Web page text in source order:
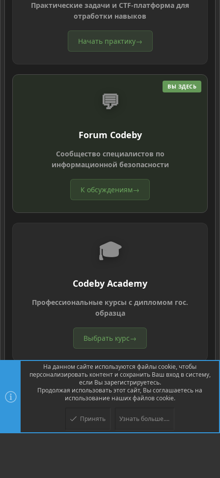
Практические задачи и CTF-платформа для
отработки навыков
Начать практику→
ВЫ ЗДЕСЬ
💬
Forum Codeby
Сообщество специалистов по
информационной безопасности
К обсуждениям→
🎓
Codeby Academy
Профессиональные курсы с дипломом гос.
образца
Выбрать курс→
Community platform by XenForo ® © 2010-2026 XenForo Ltd.
© Jason Axelrod of 8WAYRUN
На данном сайте используются файлы cookie, чтобы
персонализировать контент и сохранить Ваш вход в систему,
если Вы зарегистрируетесь.
Продолжая использовать этот сайт, Вы соглашаетесь на
использование наших файлов cookie.
Принять Узнать больше....